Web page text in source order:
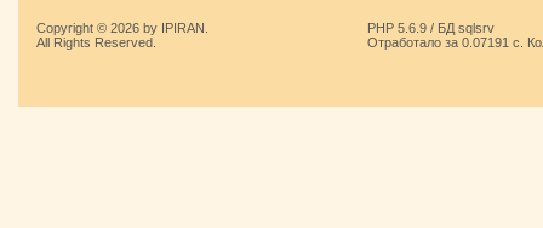
Copyright © 2026 by IPIRAN.
All Rights Reserved.
PHP 5.6.9 / БД sqlsrv
Отработало за 0.07191 с.